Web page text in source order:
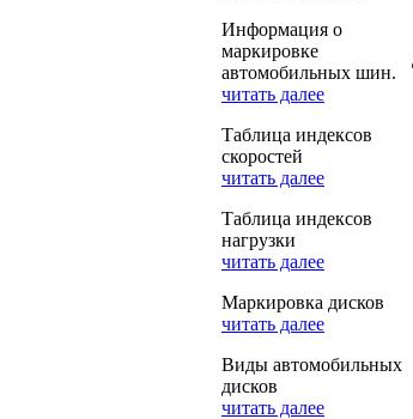
Информация о
маркировке
автомобильных шин.
читать далее
Таблица индексов
скоростей
читать далее
Таблица индексов
нагрузки
читать далее
Маркировка дисков
читать далее
Виды автомобильных
дисков
читать далее